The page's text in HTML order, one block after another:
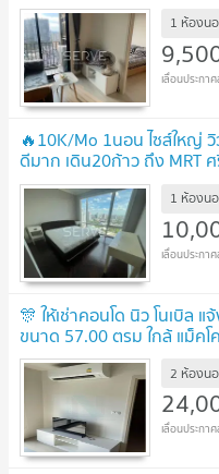
1 ห้องน
🔥10K/Mo 1นอน ไซส์ใหญ่
ดีมาก เดิน20ก้าว ถึง MRT
Chaengwattana
1 ห้องน
🎊 ให้เช่าคอนโด นิว โนเบิล
ขนาด 57.00 ตรม ใกล้ แม็ค
2 ห้องน